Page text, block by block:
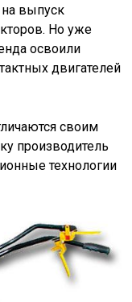
выпуск
Но уже
освоили
двигателей
своим
производитель
технологии